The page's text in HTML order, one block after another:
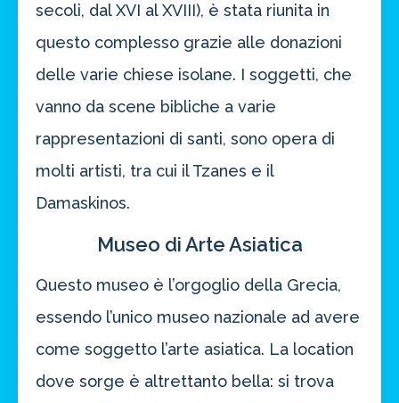
secoli, dal XVI al XVIII), è stata riunita in
questo complesso grazie alle donazioni
delle varie chiese isolane. I soggetti, che
vanno da scene bibliche a varie
rappresentazioni di santi, sono opera di
molti artisti, tra cui il Tzanes e il
Damaskinos.
Museo di Arte Asiatica
Questo museo è l’orgoglio della Grecia,
essendo l’unico museo nazionale ad avere
come soggetto l’arte asiatica. La location
dove sorge è altrettanto bella: si trova